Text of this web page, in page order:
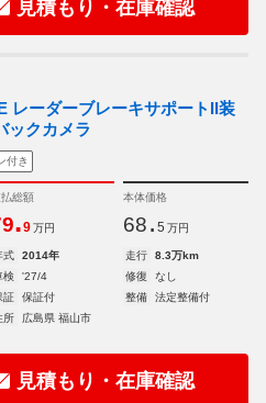
見積もり・在庫確認
レーダーブレーキサポートII装
ックカメラ
付き
総額
.9 万円
本体価格
68. 5 万円
式 2014年 走行
8.3万km
検
'27/4 修復
なし
証
保証付 整備
法定整備付
所
広島県 福山市
見積もり・在庫確認